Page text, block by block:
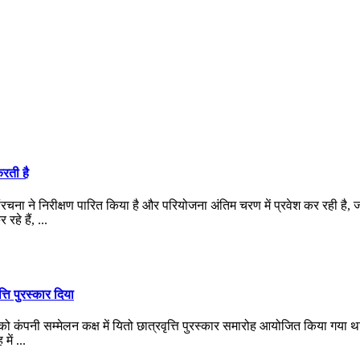
है
ने निरीक्षण पारित किया है और परियोजना अंतिम चरण में प्रवेश कर रही
रहे हैं, ...
पुरस्कार दिया
सम्मेलन कक्ष में यितो छात्रवृत्ति पुरस्कार समारोह आयोजित किया गया
में ...